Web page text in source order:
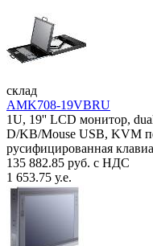
склад
AMK708-19VBRU
1U, 19'' LCD монитор,
D/KB/Mouse USB, KVM
русифицированная
135 882.85 руб. с НДС
1 653.75 у.е.